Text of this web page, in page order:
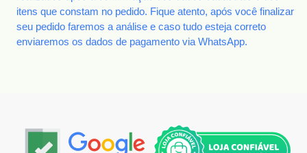
itens que constam no pedido. Fique atento, após você finalizar
seu pedido faremos a análise e caso tudo esteja correto
enviaremos os dados de pagamento via WhatsApp.